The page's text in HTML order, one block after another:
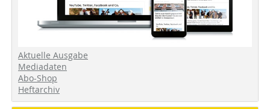
Aktuelle Ausgabe
Mediadaten
Abo-Shop
Heftarchiv